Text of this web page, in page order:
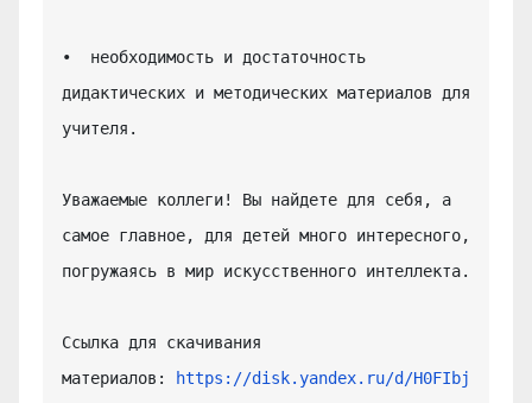
•  необходимость и достаточность
дидактических и методических материалов для
учителя.
Уважаемые коллеги! Вы найдете для себя, а
самое главное, для детей много интересного,
погружаясь в мир искусственного интеллекта.
Ссылка для скачивания
материалов:
https://disk.yandex.ru/d/H0FIbj